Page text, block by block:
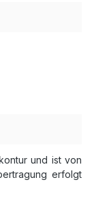
und ist von
erfolgt